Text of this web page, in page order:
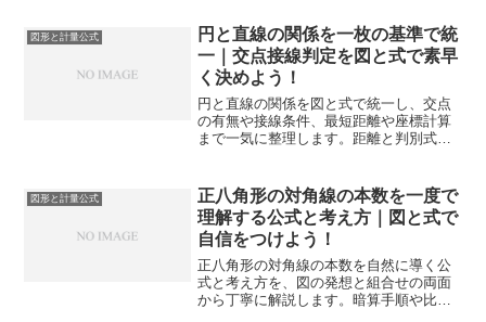
ます。
図形と計量公式
円と直線の関係を一枚の基準で統
一｜交点接線判定を図と式で素早
く決めよう！
円と直線の関係を図と式で統一し、交点
の有無や接線条件、最短距離や座標計算
まで一気に整理します。距離と判別式の
図形と計量公式
正八角形の対角線の本数を一度で
理解する公式と考え方｜図と式で
自信をつけよう！
正八角形の対角線の本数を自然に導く公
式と考え方を、図の発想と組合せの両面
から丁寧に解説します。暗算手順や比較